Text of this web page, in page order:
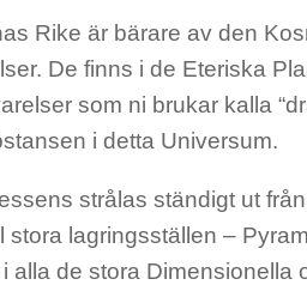
Rike är bärare av den
De finns i de Eteriska
som ni brukar kalla
i detta Universum.
strålas ständigt ut
stora lagringsställen –
alla de stora Dimensionella